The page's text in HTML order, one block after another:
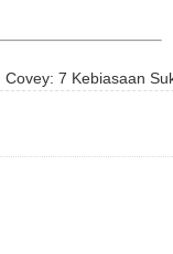
7 Kebiasaan